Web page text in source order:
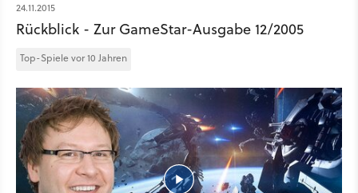
24.11.2015
Rückblick - Zur GameStar-Ausgabe 12/2005
Top-Spiele vor 10 Jahren